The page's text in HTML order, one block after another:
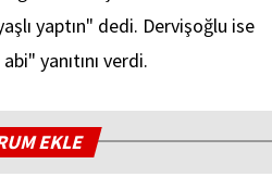
yaptın" dedi. Dervişoğlu ise
yanıtını verdi.
EKLE